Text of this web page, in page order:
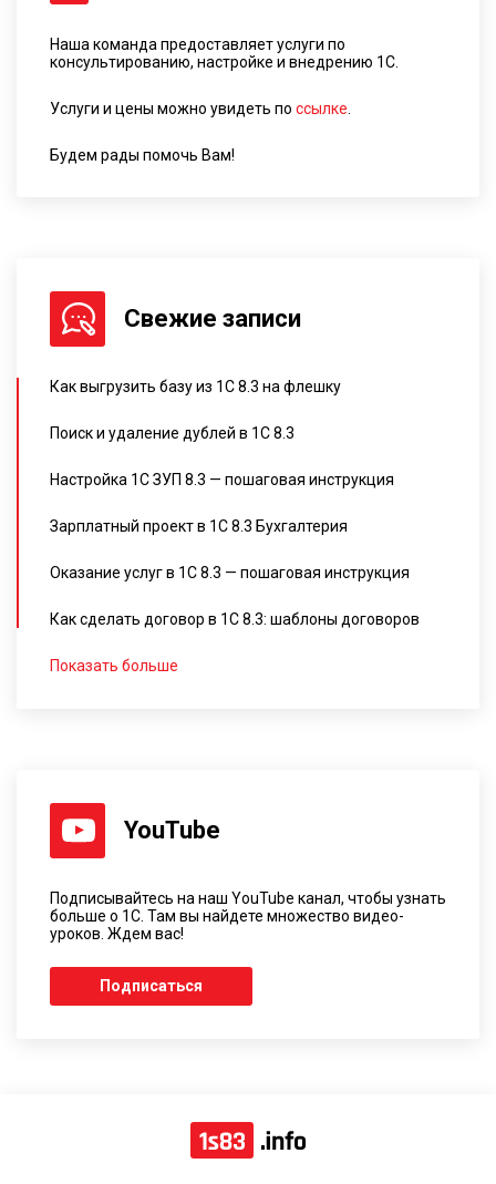
Наша команда предоставляет услуги по
консультированию, настройке и внедрению 1С.
Услуги и цены можно увидеть по ссылке
Будем рады помочь Вам!
Свежие записи
Как выгрузить базу из 1С 8.3 на флешку
Поиск и удаление дублей в 1С 8.3
Настройка 1С ЗУП 8.3 — пошаговая инструкция
Зарплатный проект в 1С 8.3 Бухгалтерия
Оказание услуг в 1С 8.3 — пошаговая инструкция
Как сделать договор в 1С 8.3: шаблоны договоров
Показать больше
YouTube
Подписывайтесь на наш YouTube канал, чтобы узнать
больше о 1С. Там вы найдете множество видео-
уроков. Ждем вас!
Подписаться